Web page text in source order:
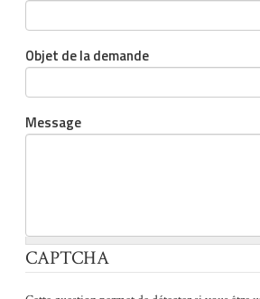
Objet de la demande
Message
CAPTCHA